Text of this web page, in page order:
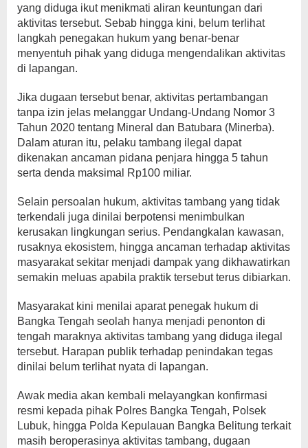
yang diduga ikut menikmati aliran keuntungan dari
aktivitas tersebut. Sebab hingga kini, belum terlihat
langkah penegakan hukum yang benar-benar
menyentuh pihak yang diduga mengendalikan aktivitas
di lapangan.
Jika dugaan tersebut benar, aktivitas pertambangan
tanpa izin jelas melanggar Undang-Undang Nomor 3
Tahun 2020 tentang Mineral dan Batubara (Minerba).
Dalam aturan itu, pelaku tambang ilegal dapat
dikenakan ancaman pidana penjara hingga 5 tahun
serta denda maksimal Rp100 miliar.
Selain persoalan hukum, aktivitas tambang yang tidak
terkendali juga dinilai berpotensi menimbulkan
kerusakan lingkungan serius. Pendangkalan kawasan,
rusaknya ekosistem, hingga ancaman terhadap aktivitas
masyarakat sekitar menjadi dampak yang dikhawatirkan
semakin meluas apabila praktik tersebut terus dibiarkan.
Masyarakat kini menilai aparat penegak hukum di
Bangka Tengah seolah hanya menjadi penonton di
tengah maraknya aktivitas tambang yang diduga ilegal
tersebut. Harapan publik terhadap penindakan tegas
dinilai belum terlihat nyata di lapangan.
Awak media akan kembali melayangkan konfirmasi
resmi kepada pihak Polres Bangka Tengah, Polsek
Lubuk, hingga Polda Kepulauan Bangka Belitung terkait
masih beroperasinya aktivitas tambang, dugaan